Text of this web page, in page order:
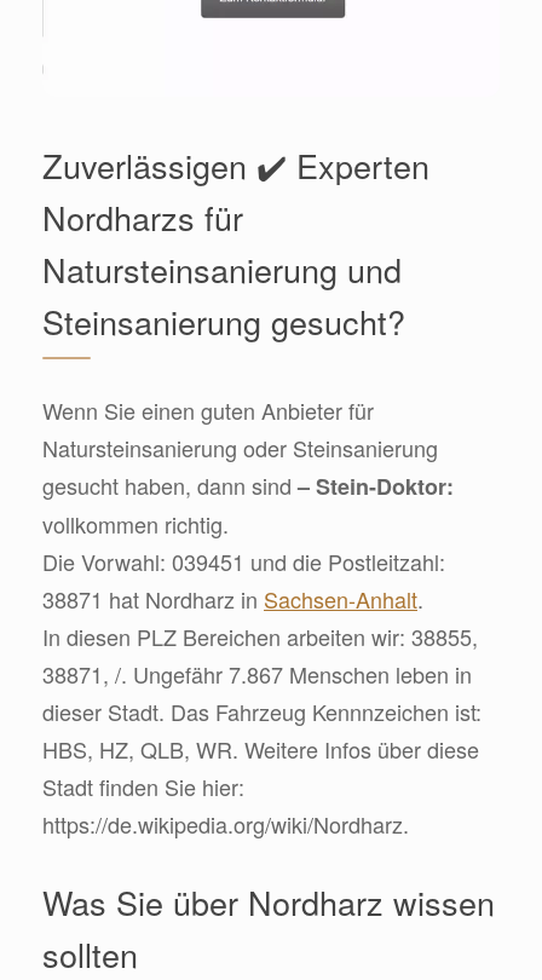
Zuverlässigen ✔️ Experten
Nordharzs für
Natursteinsanierung und
Steinsanierung gesucht?
Wenn Sie einen guten Anbieter für
Natursteinsanierung oder Steinsanierung
gesucht haben, dann sind– Stein-Doktor:
vollkommen richtig.
Die Vorwahl: 039451 und die Postleitzahl:
38871 hat Nordharz in Sachsen-Anhalt.
In diesen PLZ Bereichen arbeiten wir: 38855,
38871, /. Ungefähr 7.867 Menschen leben in
dieser Stadt. Das Fahrzeug Kennnzeichen ist:
HBS, HZ, QLB, WR. Weitere Infos über diese
Stadt finden Sie hier:
https://de.wikipedia.org/wiki/Nordharz.
Was Sie über Nordharz wissen
sollten